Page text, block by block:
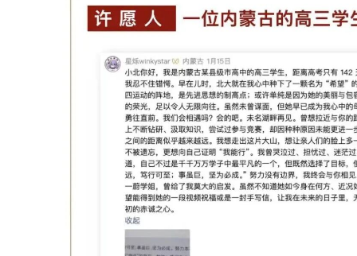
道，自己不过是千千万万学子中最平
“道固远，笃行可至；事虽巨，坚为
界，我终会与你相见。这句话来自
姐，曾给了我莫大的启发。
虽然不知道她如今身在何方、近况如
多希望能得到她的一段视频祝福或是
未来的日子里，无论投身何处，时